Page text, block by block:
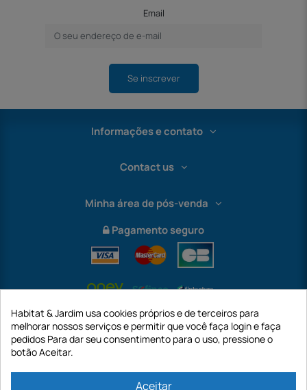
Email
Se inscrever
Informações e contato
Contact us
Minha área de pós-venda
Pagamento seguro
Habitat & Jardim usa cookies próprios e de terceiros para
melhorar nossos serviços e permitir que você faça login e faça
pedidos Para dar seu consentimento para o uso, pressione o
botão Aceitar.
Aceitar